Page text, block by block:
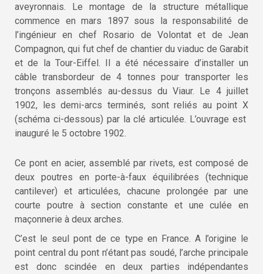
aveyronnais. Le montage de la structure métallique
commence en mars 1897 sous la responsabilité de
l’ingénieur en chef Rosario de Volontat et de Jean
Compagnon, qui fut chef de chantier du viaduc de Garabit
et de la Tour-Eiffel. Il a été nécessaire d’installer un
câble transbordeur de 4 tonnes pour transporter les
tronçons assemblés au-dessus du Viaur. Le 4 juillet
1902, les demi-arcs terminés, sont reliés au point X
(schéma ci-dessous) par la clé articulée. L’ouvrage est
inauguré le 5 octobre 1902.
Ce pont en acier, assemblé par rivets, est composé de
deux poutres en porte-à-faux équilibrées (technique
cantilever) et articulées, chacune prolongée par une
courte poutre à section constante et une culée en
maçonnerie à deux arches.
C’est le seul pont de ce type en France. A l’origine le
point central du pont n’étant pas soudé, l’arche principale
est donc scindée en deux parties indépendantes